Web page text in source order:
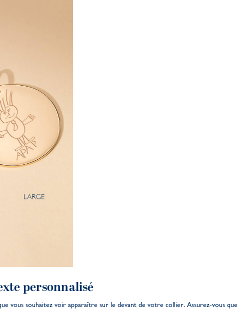
personnalisé
vous souhaitez voir apparaître sur le devant de votre collier. Assurez-vous que